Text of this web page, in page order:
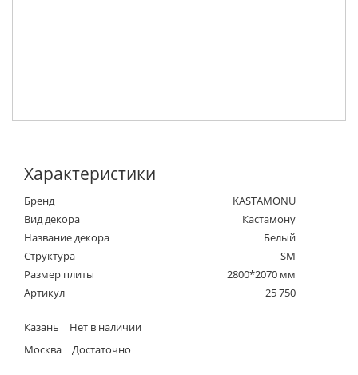
Характеристики
Бренд
KASTAMONU
Вид декора
Кастамону
Название декора
Белый
Структура
SM
Размер плиты
2800*2070 мм
Артикул
25 750
Казань
Нет в наличии
Москва
Достаточно